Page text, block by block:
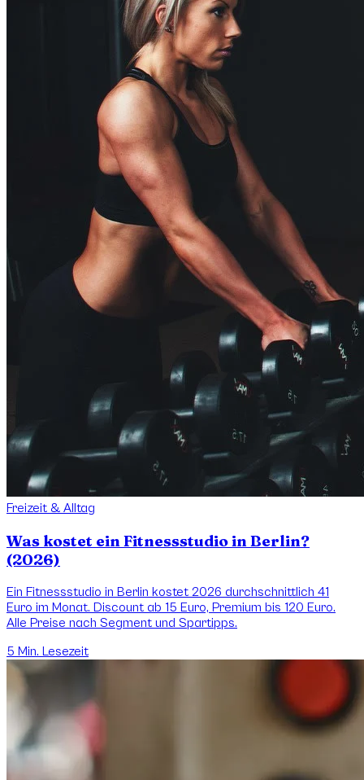
Freizeit & Alltag
Was kostet ein Fitnessstudio in Berlin?
(2026)
Ein Fitnessstudio in Berlin kostet 2026 durchschnittlich 41
Euro im Monat. Discount ab 15 Euro, Premium bis 120 Euro.
Alle Preise nach Segment und Spartipps.
5 Min. Lesezeit